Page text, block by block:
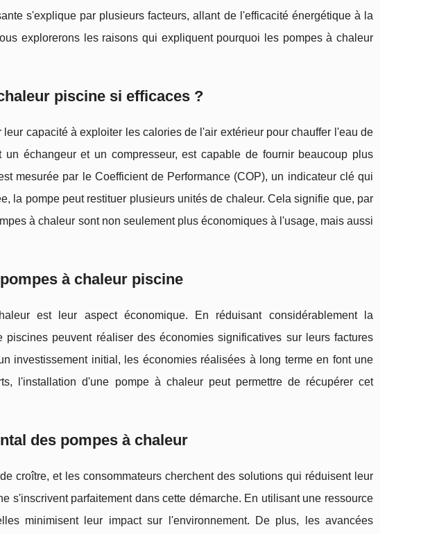
s'explique par plusieurs facteurs, allant de l'efficacité énergétique à la
explorerons les raisons qui expliquent pourquoi les pompes à chaleur
piscine si efficaces ?
capacité à exploiter les calories de l'air extérieur pour chauffer l'eau de
échangeur et un compresseur, est capable de fournir beaucoup plus
mesurée par le Coefficient de Performance (COP), un indicateur clé qui
la pompe peut restituer plusieurs unités de chaleur. Cela signifie que, par
à chaleur sont non seulement plus économiques à l'usage, mais aussi
à chaleur piscine
est leur aspect économique. En réduisant considérablement la
piscines peuvent réaliser des économies significatives sur leurs factures
investissement initial, les économies réalisées à long terme en font une
l'installation d'une pompe à chaleur peut permettre de récupérer cet
des pompes à chaleur
croître, et les consommateurs cherchent des solutions qui réduisent leur
s'inscrivent parfaitement dans cette démarche. En utilisant une ressource
minimisent leur impact sur l'environnement. De plus, les avancées